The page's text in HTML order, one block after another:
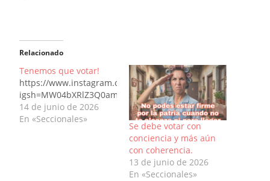
Relacionado
Tenemos que votar!
https://www.instagram.com/reel/DZYklzFM_Dt/?
igsh=MW04bXRlZ3Q0ampzMQ==
14 de junio de 2026
En «Seccionales»
Se debe votar con
conciencia y más aún
con coherencia.
13 de junio de 2026
En «Seccionales»